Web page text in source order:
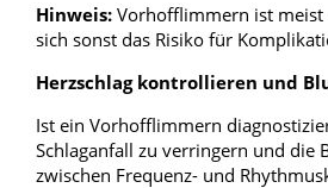
Hinweis: Vorhofflimmern ist meist
sich sonst das Risiko für
Herzschlag kontrollieren und
Ist ein Vorhofflimmern
Schlaganfall zu verringern und die
zwischen Frequenz- und